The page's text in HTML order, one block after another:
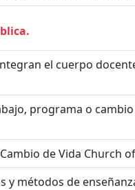
el cuerpo
programa o
de Vida Church
métodos de